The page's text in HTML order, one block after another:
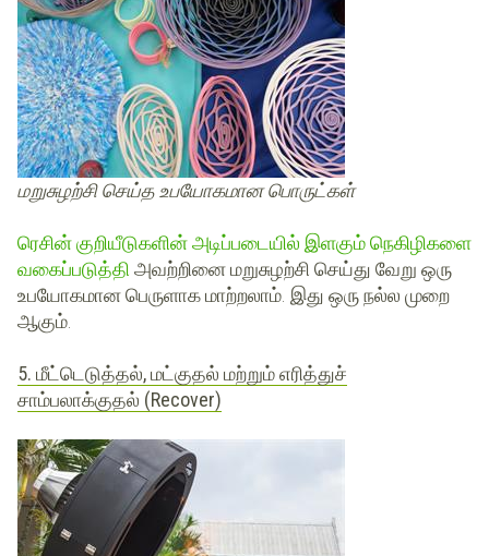
மறுசுழற்சி செய்த உபயோகமான பொருட்கள்
ரெசின் குறியீடுகளின் அடிப்படையில் இளகும் நெகிழிகளை
வகைப்படுத்தி அவற்றினை மறுசுழற்சி செய்து வேறு ஒரு
உபயோகமான பெருளாக மாற்றலாம். இது ஒரு நல்ல முறை
ஆகும்.
5. மீட்டெடுத்தல், மட்குதல் மற்றும் எரித்துச்
சாம்பலாக்குதல் (Recover)